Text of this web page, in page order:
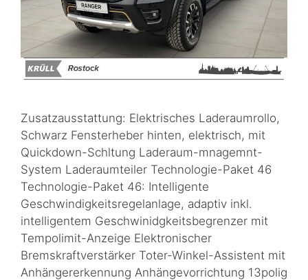
Zusatzausstattung: Elektrisches Laderaumrollo,
Schwarz Fensterheber hinten, elektrisch, mit
Quickdown-Schltung Laderaum-mnagemnt-
System Laderaumteiler Technologie-Paket 46
Technologie-Paket 46: Intelligente
Geschwindigkeitsregelanlage, adaptiv inkl.
intelligentem Geschwinidgkeitsbegrenzer mit
Tempolimit-Anzeige Elektronischer
Bremskraftverstärker Toter-Winkel-Assistent mit
Anhängererkennung Anhängevorrichtung 13polig